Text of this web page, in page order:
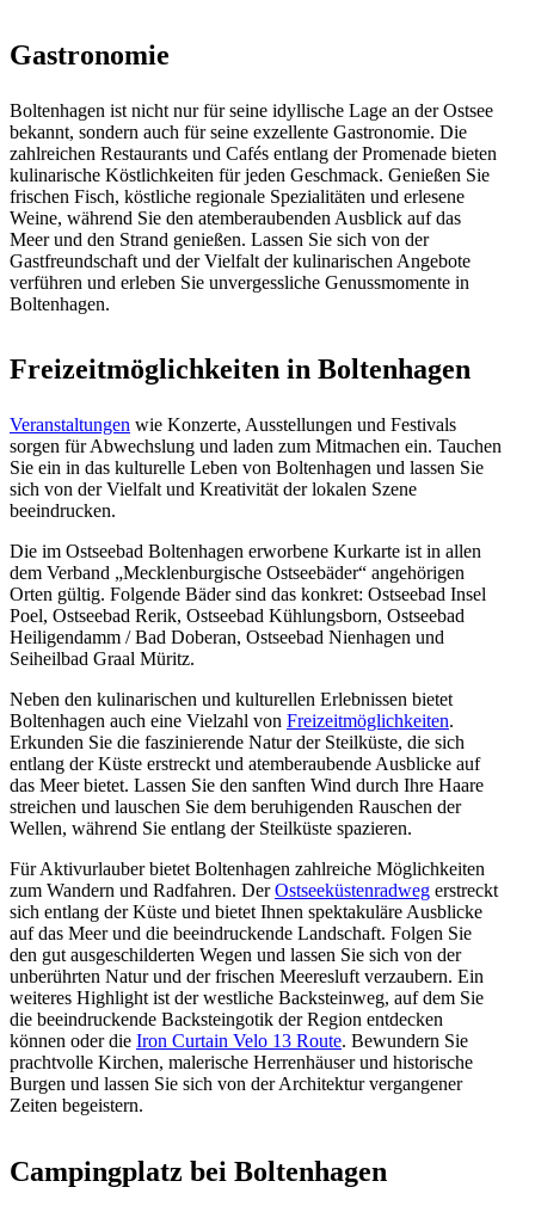
Gastronomie
Boltenhagen ist nicht nur für seine idyllische Lage an der Ostsee
bekannt, sondern auch für seine exzellente Gastronomie. Die
zahlreichen Restaurants und Cafés entlang der Promenade bieten
kulinarische Köstlichkeiten für jeden Geschmack. Genießen Sie
frischen Fisch, köstliche regionale Spezialitäten und erlesene
Weine, während Sie den atemberaubenden Ausblick auf das
Meer und den Strand genießen. Lassen Sie sich von der
Gastfreundschaft und der Vielfalt der kulinarischen Angebote
verführen und erleben Sie unvergessliche Genussmomente in
Boltenhagen.
Freizeitmöglichkeiten in Boltenhagen
Veranstaltungen wie Konzerte, Ausstellungen und Festivals
sorgen für Abwechslung und laden zum Mitmachen ein. Tauchen
Sie ein in das kulturelle Leben von Boltenhagen und lassen Sie
sich von der Vielfalt und Kreativität der lokalen Szene
beeindrucken.
Die im Ostseebad Boltenhagen erworbene Kurkarte ist in allen
dem Verband „Mecklenburgische Ostseebäder“ angehörigen
Orten gültig. Folgende Bäder sind das konkret: Ostseebad Insel
Poel, Ostseebad Rerik, Ostseebad Kühlungsborn, Ostseebad
Heiligendamm / Bad Doberan, Ostseebad Nienhagen und
Seiheilbad Graal Müritz.
Neben den kulinarischen und kulturellen Erlebnissen bietet
Boltenhagen auch eine Vielzahl von Freizeitmöglichkeiten.
Erkunden Sie die faszinierende Natur der Steilküste, die sich
entlang der Küste erstreckt und atemberaubende Ausblicke auf
das Meer bietet. Lassen Sie den sanften Wind durch Ihre Haare
streichen und lauschen Sie dem beruhigenden Rauschen der
Wellen, während Sie entlang der Steilküste spazieren.
Für Aktivurlauber bietet Boltenhagen zahlreiche Möglichkeiten
zum Wandern und Radfahren. DerOstseeküstenradweg erstreckt
sich entlang der Küste und bietet Ihnen spektakuläre Ausblicke
auf das Meer und die beeindruckende Landschaft. Folgen Sie
den gut ausgeschilderten Wegen und lassen Sie sich von der
unberührten Natur und der frischen Meeresluft verzaubern. Ein
weiteres Highlight ist der westliche Backsteinweg, auf dem Sie
die beeindruckende Backsteingotik der Region entdecken
können oder die Iron Curtain Velo 13 Route. Bewundern Sie
prachtvolle Kirchen, malerische Herrenhäuser und historische
Burgen und lassen Sie sich von der Architektur vergangener
Zeiten begeistern.
Campingplatz bei Boltenhagen